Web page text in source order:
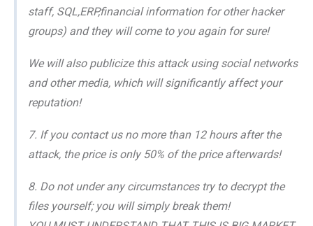
staff, SQL,ERP,financial information for other hacker
groups) and they will come to you again for sure!
We will also publicize this attack using social networks
and other media, which will significantly affect your
reputation!
7. If you contact us no more than 12 hours after the
attack, the price is only 50% of the price afterwards!
8. Do not under any circumstances try to decrypt the
files yourself; you will simply break them!